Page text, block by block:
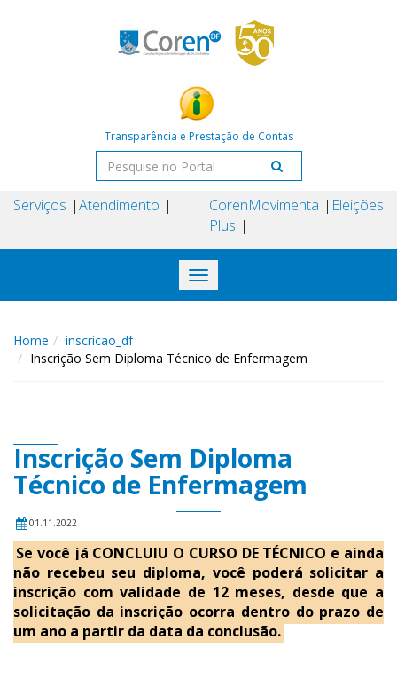
Transparência e Prestação de Contas
Serviços Atendimento
Coren
Plus
Movimenta Eleições
Toggle
navigation
Home
inscricao_df
Inscrição Sem Diploma Técnico de Enfermagem
Inscrição Sem Diploma
Técnico de Enfermagem
01.11.2022
Se você já CONCLUIU O CURSO DE TÉCNICO e ainda
não recebeu seu diploma, você poderá solicitar a
inscrição com validade de 12 meses, desde que a
solicitação da inscrição ocorra dentro do prazo de
um ano a partir da data da conclusão.